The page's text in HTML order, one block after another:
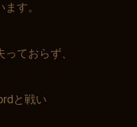
す。
ておらず、
と戦い